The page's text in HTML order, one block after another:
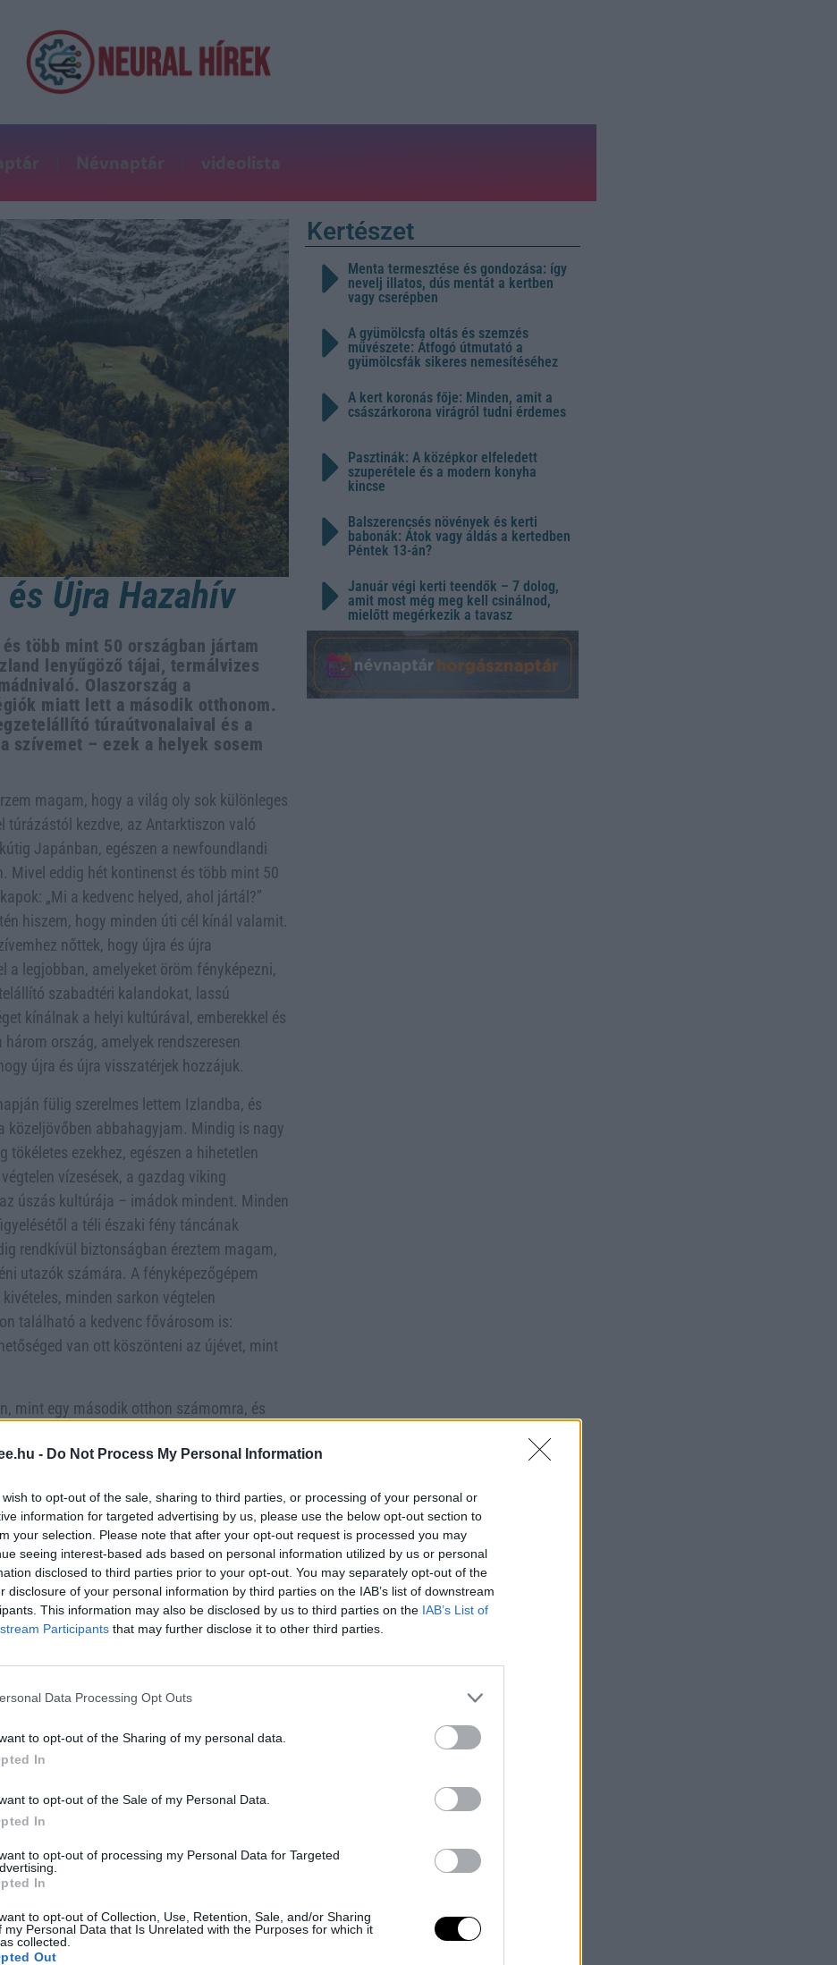
- Do Not Process My Personal Information
wish to opt-out of the sale, sharing to third parties, or processing of your personal or
information for targeted advertising by us, please use the below opt-out section to
your selection. Please note that after your opt-out request is processed you may
seeing interest-based ads based on personal information utilized by us or personal
disclosed to third parties prior to your opt-out. You may separately opt-out of the
disclosure of your personal information by third parties on the IAB’s list of downstream
This information may also be disclosed by us to third parties on the IAB’s List of
Participants that may further disclose it to other third parties.
Data Processing Opt Outs
to opt-out of the Sharing of my personal data.
In
to opt-out of the Sale of my Personal Data.
In
to opt-out of processing my Personal Data for Targeted
In
to opt-out of Collection, Use, Retention, Sale, and/or Sharing
my Personal Data that Is Unrelated with the Purposes for which it
collected.
Out
Névnaptár videolista
Újra Hazahív
több mint 50 országban jártam
lenyűgöző tájai, termálvizes
Olaszország a
miatt lett a második otthonom.
túraútvonalaival és a
szívemet – ezek a helyek sosem
magam, hogy a világ oly sok különleges
túrázástól kezdve, az Antarktiszon való
Japánban, egészen a newfoundlandi
Mivel eddig hét kontinenst és több mint 50
„Mi a kedvenc helyed, ahol jártál?”
hiszem, hogy minden úti cél kínál valamit.
nőttek, hogy újra és újra
a legjobban, amelyeket öröm fényképezni,
szabadtéri kalandokat, lassú
kínálnak a helyi kultúrával, emberekkel és
ország, amelyek rendszeresen
újra és újra visszatérjek hozzájuk.
fülig szerelmes lettem Izlandba, és
közeljövőben abbahagyjam. Mindig is nagy
ezekhez, egészen a hihetetlen
vízesések, a gazdag viking
úszás kultúrája – imádok mindent. Minden
a téli északi fény táncának
rendkívül biztonságban éreztem magam,
utazók számára. A fényképezőgépem
minden sarkon végtelen
található a kedvenc fővárosom is:
van ott köszönteni az újévet, mint
mint egy második otthon számomra, és
Az első utam több mint egy évtizeddel
iránti vágyat ébresztett – még egy
anyai nagyapám nyomdokaiban jártam a
Tóvidéktől, Toszkánán, Ligurián (ahol egy
Amalfi-parton át, egészen a legutóbbi
nyaralás alatt a Szalinai-szigetekhez
el életem legjobb szállodájában, a
más-más élményt kínál, ráadásul
Minden zug és szeglet egy történelemóra és
falvak, ősi romok, művészetek és
a borokba! Olaszország a Mekkaja
földre léptem, elámultam. Ugyanakkor kissé
fogaskerekű vonatot kerestem;
Kiderült, hogy a látványos táj, a
a fej tisztázásában. Így Svájc mindig
óta több mint hétszer jártam az
szabadtéri kalandlehetőségek és a
át az országot, túráztam csúcsokra,
sőt, még egy Super Mario-szerű kocsival is
sokban eltöltöttem időt, Svájc napsütötte
fekvő régió a svájci és olasz étel- és
Kertészet
Menta termesztése és gondozása: így
nevelj illatos, dús mentát a kertben
vagy cserépben
A gyümölcsfa oltás és szemzés
művészete: Átfogó útmutató a
gyümölcsfák sikeres nemesítéséhez
A kert koronás fője: Minden, amit a
császárkorona virágról tudni érdemes
Pasztinák: A középkor elfeledett
szuperétele és a modern konyha
kincse
Balszerencsés növények és kerti
babonák: Átok vagy áldás a kertedben
Péntek 13-án?
Január végi kerti teendők – 7 dolog,
amit most még meg kell csinálnod,
mielőtt megérkezik a tavasz